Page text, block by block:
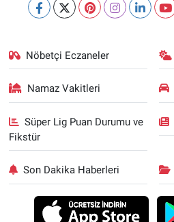
Nöbetçi Eczaneler
Namaz Vakitleri
Süper Lig Puan Durumu ve
Fikstür
Son Dakika Haberleri